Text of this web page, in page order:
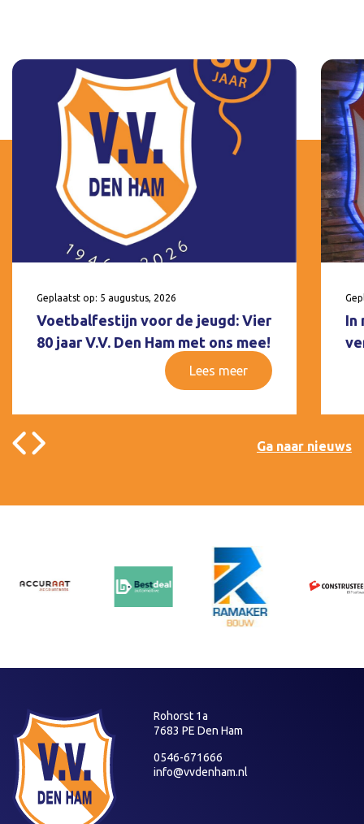
Geplaatst op: 5 augustus, 2026
Voetbalfestijn voor de jeugd: Vier
80 jaar V.V. Den Ham met ons mee!
Lees meer
In
Ga naar nieuws
Rohorst 1a
7683 PE Den Ham
0546-671666
info@vvdenham.nl